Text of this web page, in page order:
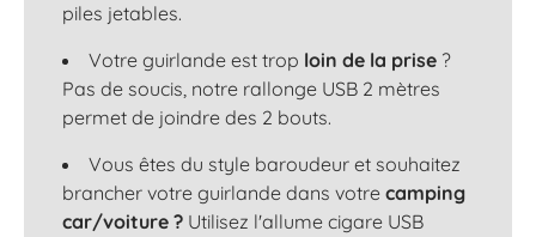
piles jetables.
Votre guirlande est trop loin de la prise ?
Pas de soucis, notre rallonge USB 2 mètres
permet de joindre des 2 bouts.
Vous êtes du style baroudeur et souhaitez
brancher votre guirlande dans votre camping
car/voiture ? Utilisez l'allume cigare USB